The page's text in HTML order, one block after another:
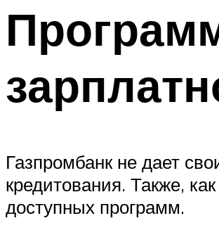
Газпромбанк не дает
кредитования. Также,
доступных программ.